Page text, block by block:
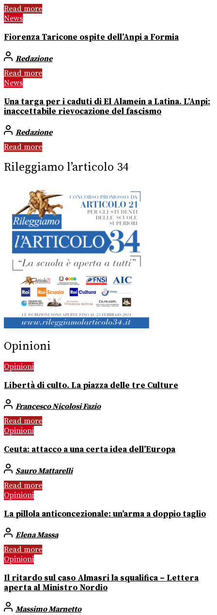
Read more
News
Fiorenza Taricone ospite dell’Anpi a Formia
Redazione
Read more
News
Una targa per i caduti di El Alamein a Latina. L’Anpi:
inaccettabile rievocazione del fascismo
Redazione
Read more
Rileggiamo l’articolo 34
Opinioni
Opinioni
Libertà di culto. La piazza delle tre Culture
Francesco Nicolosi Fazio
Read more
Opinioni
Ceuta: attacco a una certa idea dell’Europa
Sauro Mattarelli
Read more
Opinioni
La pillola anticoncezionale: un’arma a doppio taglio
Elena Massa
Read more
Opinioni
Il ritardo sul caso Almasri la squalifica – Lettera
aperta al Ministro Nordio
Massimo Marnetto